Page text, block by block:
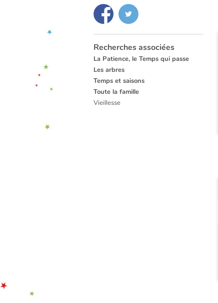
Recherches associées
La Patience, le Temps qui passe
Les arbres
Temps et saisons
Toute la famille
Vieillesse